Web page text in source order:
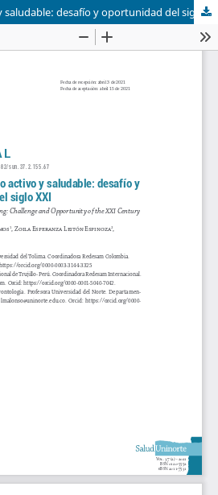
Envejecimiento activo y saludable: desafío y oportunidad del siglo XXI